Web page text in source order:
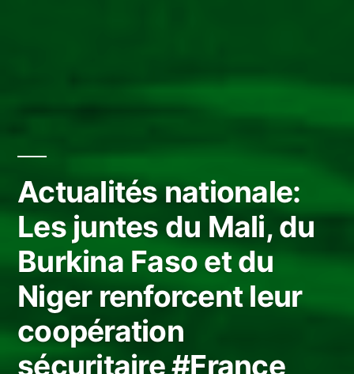
Actualités nationale:
Les juntes du Mali, du
Burkina Faso et du
Niger renforcent leur
coopération
sécuritaire #France